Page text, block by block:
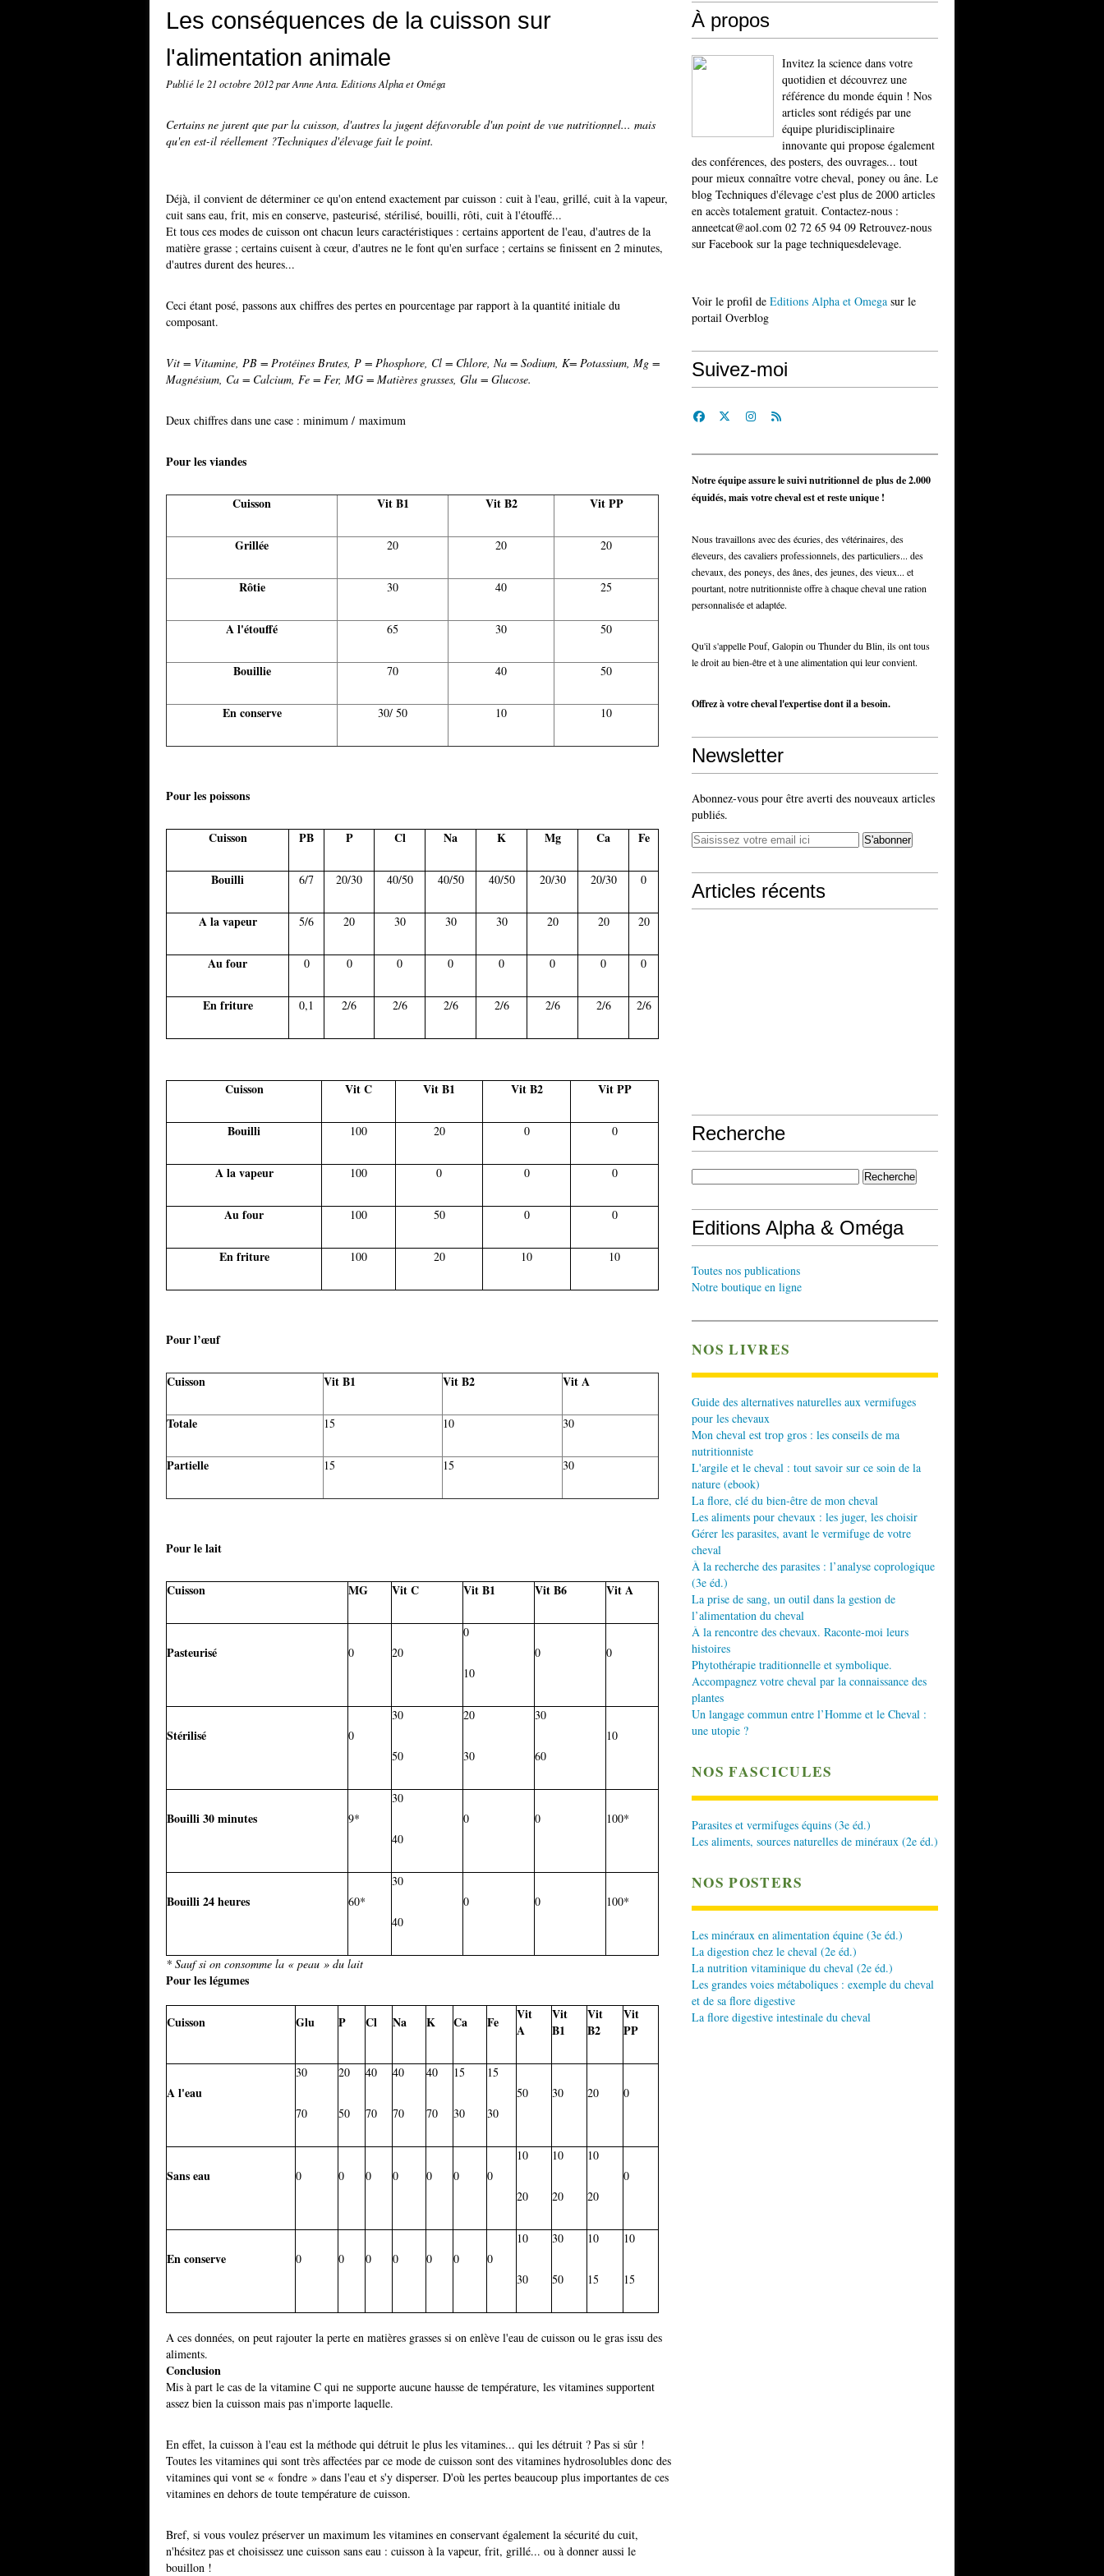
Les conséquences de la cuisson sur
l'alimentation animale
Publié le 21 octobre 2012par Anne Anta. Editions Alpha et Oméga
Certains ne jurent que par la cuisson, d'autres la jugent défavorable d'un point de vue nutritionnel... mais
qu'en est-il réellement ?Techniques d'élevage fait le point.
Déjà, il convient de déterminer ce qu'on entend exactement par cuisson : cuit à l'eau, grillé, cuit à la vapeur,
cuit sans eau, frit, mis en conserve, pasteurisé, stérilisé, bouilli, rôti, cuit à l'étouffé...
Et tous ces modes de cuisson ont chacun leurs caractéristiques : certains apportent de l'eau, d'autres de la
matière grasse ; certains cuisent à cœur, d'autres ne le font qu'en surface ; certains se finissent en 2 minutes,
d'autres durent des heures...
Ceci étant posé, passons aux chiffres des pertes en pourcentage par rapport à la quantité initiale du
composant.
Vit = Vitamine, PB = Protéines Brutes, P = Phosphore, Cl = Chlore, Na = Sodium, K= Potassium, Mg =
Magnésium, Ca = Calcium, Fe = Fer, MG = Matières grasses, Glu = Glucose.
Deux chiffres dans une case : minimum / maximum
Pour les viandes
Cuisson Vit B1 Vit B2 Vit PP
Grillée 20 20 20
Rôtie 30 40 25
A l'étouffé 65 30 50
Bouillie 70 40 50
En conserve 30/ 50 10 10
Pour les poissons
Cuisson PB P Cl Na K Mg Ca Fe
Bouilli 6/7 20/30 40/50 40/50 40/50 20/30 20/30 0
A la vapeur 5/6 20 30 30 30 20 20 20
Au four 0 0 0 0 0 0 0 0
En friture 0,1 2/6 2/6 2/6 2/6 2/6 2/6 2/6
Cuisson Vit C Vit B1 Vit B2 Vit PP
Bouilli 100 20 0 0
A la vapeur 100 0 0 0
Au four 100 50 0 0
En friture 100 20 10 10
Pour l’œuf
Cuisson Vit B1 Vit B2 Vit A
Totale 15 10 30
Partielle 15 15 30
Pour le lait
Cuisson MG Vit C Vit B1 Vit B6 Vit A
Pasteurisé 0 20
0
10
0 0
Stérilisé 0
30
50
20
30
30
60
10
Bouilli 30 minutes 9*
30
40
0 0 100*
Bouilli 24 heures 60*
30
40
0 0 100*
* Sauf si on consomme la « peau » du lait
Pour les légumes
Cuisson Glu P Cl Na K Ca Fe
Vit
A
Vit
B1
Vit
B2
Vit
PP
A l'eau
30
70
20
50
40
70
40
70
40
70
15
30
15
30
50 30 20 0
Sans eau 0 0 0 0 0 0 0
10
20
10
20
10
20
0
En conserve 0 0 0 0 0 0 0
10
30
30
50
10
15
10
15
A ces données, on peut rajouter la perte en matières grasses si on enlève l'eau de cuisson ou le gras issu des
aliments.
Conclusion
Mis à part le cas de la vitamine C qui ne supporte aucune hausse de température, les vitamines supportent
assez bien la cuisson mais pas n'importe laquelle.
En effet, la cuisson à l'eau est la méthode qui détruit le plus les vitamines... qui les détruit ? Pas si sûr !
Toutes les vitamines qui sont très affectées par ce mode de cuisson sont des vitamines hydrosolubles donc des
vitamines qui vont se « fondre » dans l'eau et s'y disperser. D'où les pertes beaucoup plus importantes de ces
vitamines en dehors de toute température de cuisson.
Bref, si vous voulez préserver un maximum les vitamines en conservant également la sécurité du cuit,
n'hésitez pas et choisissez une cuisson sans eau : cuisson à la vapeur, frit, grillé... ou à donner aussi le
bouillon !
À propos
Invitez la science dans votre
quotidien et découvrez une
référence du monde équin ! Nos
articles sont rédigés par une
équipe pluridisciplinaire
innovante qui propose également
des conférences, des posters, des ouvrages... tout
pour mieux connaître votre cheval, poney ou âne. Le
blog Techniques d'élevage c'est plus de 2000 articles
en accès totalement gratuit. Contactez-nous :
anneetcat@aol.com 02 72 65 94 09 Retrouvez-nous
sur Facebook sur la page techniquesdelevage.
Voir le profil de Editions Alpha et Omega sur le
portail Overblog
Suivez-moi
Notre équipe assure le suivi nutritionnel de plus de 2.000
équidés, mais votre cheval est et reste unique !
Nous travaillons avec des écuries, des vétérinaires, des
éleveurs, des cavaliers professionnels, des particuliers... des
chevaux, des poneys, des ânes, des jeunes, des vieux... et
pourtant, notre nutritionniste offre à chaque cheval une ration
personnalisée et adaptée.
Qu'il s'appelle Pouf, Galopin ou Thunder du Blin, ils ont tous
le droit au bien-être et à une alimentation qui leur convient.
Offrez à votre cheval l'expertise dont il a besoin.
Newsletter
Abonnez-vous pour être averti des nouveaux articles
publiés.
Articles récents
Recherche
Editions Alpha & Oméga
Toutes nos publications
Notre boutique en ligne
NOS LIVRES
Guide des alternatives naturelles aux vermifuges
pour les chevaux
Mon cheval est trop gros : les conseils de ma
nutritionniste
L'argile et le cheval : tout savoir sur ce soin de la
nature (ebook)
La flore, clé du bien-être de mon cheval
Les aliments pour chevaux : les juger, les choisir
Gérer les parasites, avant le vermifuge de votre
cheval
À la recherche des parasites : l’analyse coprologique
(3e éd.)
La prise de sang, un outil dans la gestion de
l’alimentation du cheval
À la rencontre des chevaux. Raconte-moi leurs
histoires
Phytothérapie traditionnelle et symbolique.
Accompagnez votre cheval par la connaissance des
plantes
Un langage commun entre l’Homme et le Cheval :
une utopie ?
NOS FASCICULES
Parasites et vermifuges équins (3e éd.)
Les aliments, sources naturelles de minéraux (2e éd.)
NOS POSTERS
Les minéraux en alimentation équine (3e éd.)
La digestion chez le cheval (2e éd.)
La nutrition vitaminique du cheval (2e éd.)
Les grandes voies métaboliques : exemple du cheval
et de sa flore digestive
La flore digestive intestinale du cheval